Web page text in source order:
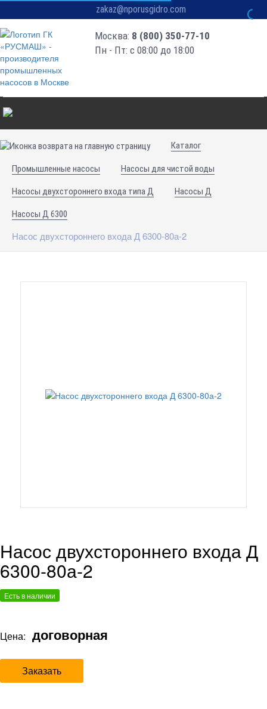
zakaz@nporusgidro.com
Москва: 8 (800) 350-77-10
Пн - Пт: с 08:00 до 18:00
Каталог
Промышленные насосы Насосы для чистой воды
Насосы двухстороннего входа типа Д Насосы Д
Насосы Д 6300
Насос двухстороннего входа Д 6300-80а-2
Насос двухстороннего входа Д
6300-80а-2
Есть в наличии
Цена: договорная
Заказать